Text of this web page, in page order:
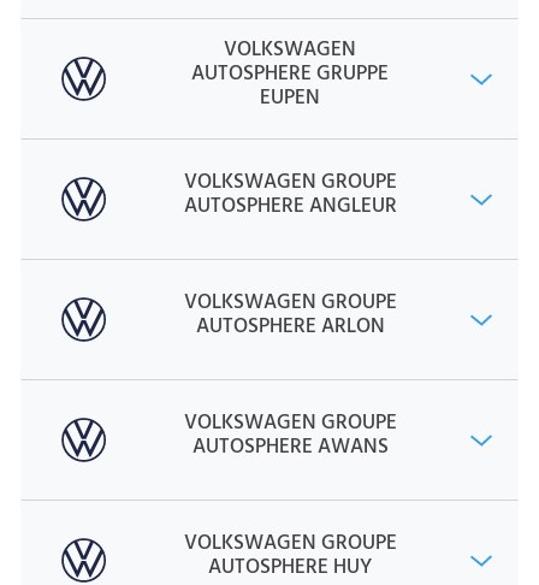
VOLKSWAGEN
AUTOSPHERE GRUPPE
EUPEN
VOLKSWAGEN GROUPE
AUTOSPHERE ANGLEUR
VOLKSWAGEN GROUPE
AUTOSPHERE ARLON
VOLKSWAGEN GROUPE
AUTOSPHERE AWANS
VOLKSWAGEN GROUPE
AUTOSPHERE HUY